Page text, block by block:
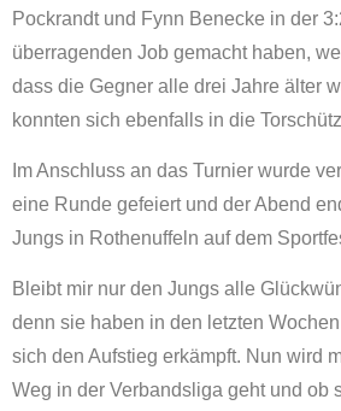
Pockrandt und Fynn Benecke in der
überragenden Job gemacht haben,
dass die Gegner alle drei Jahre älter
konnten sich ebenfalls in die
Im Anschluss an das Turnier wurde
eine Runde gefeiert und der Abend
Jungs in Rothenuffeln auf dem
Bleibt mir nur den Jungs alle
denn sie haben in den letzten
sich den Aufstieg erkämpft. Nun wird
Weg in der Verbandsliga geht und ob